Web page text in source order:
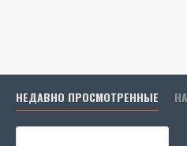
НЕДАВНО ПРОСМОТРЕННЫЕ